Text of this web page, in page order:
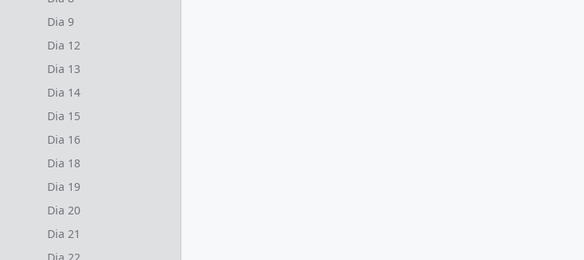
Dia 9
Dia 12
Dia 13
Dia 14
Dia 15
Dia 16
Dia 18
Dia 19
Dia 20
Dia 21